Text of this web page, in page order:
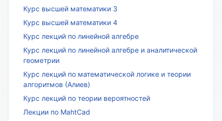
Курс высшей математики 3
Курс высшей математики 4
Курс лекций по линейной алгебре
Курс лекций по линейной алгебре и аналитической
геометрии
Курс лекций по математической логике и теории
алгоритмов (Алиев)
Курс лекций по теории вероятностей
Лекции по MahtCad